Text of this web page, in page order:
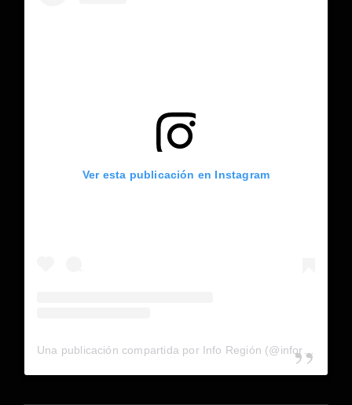
Ver esta publicación en Instagram